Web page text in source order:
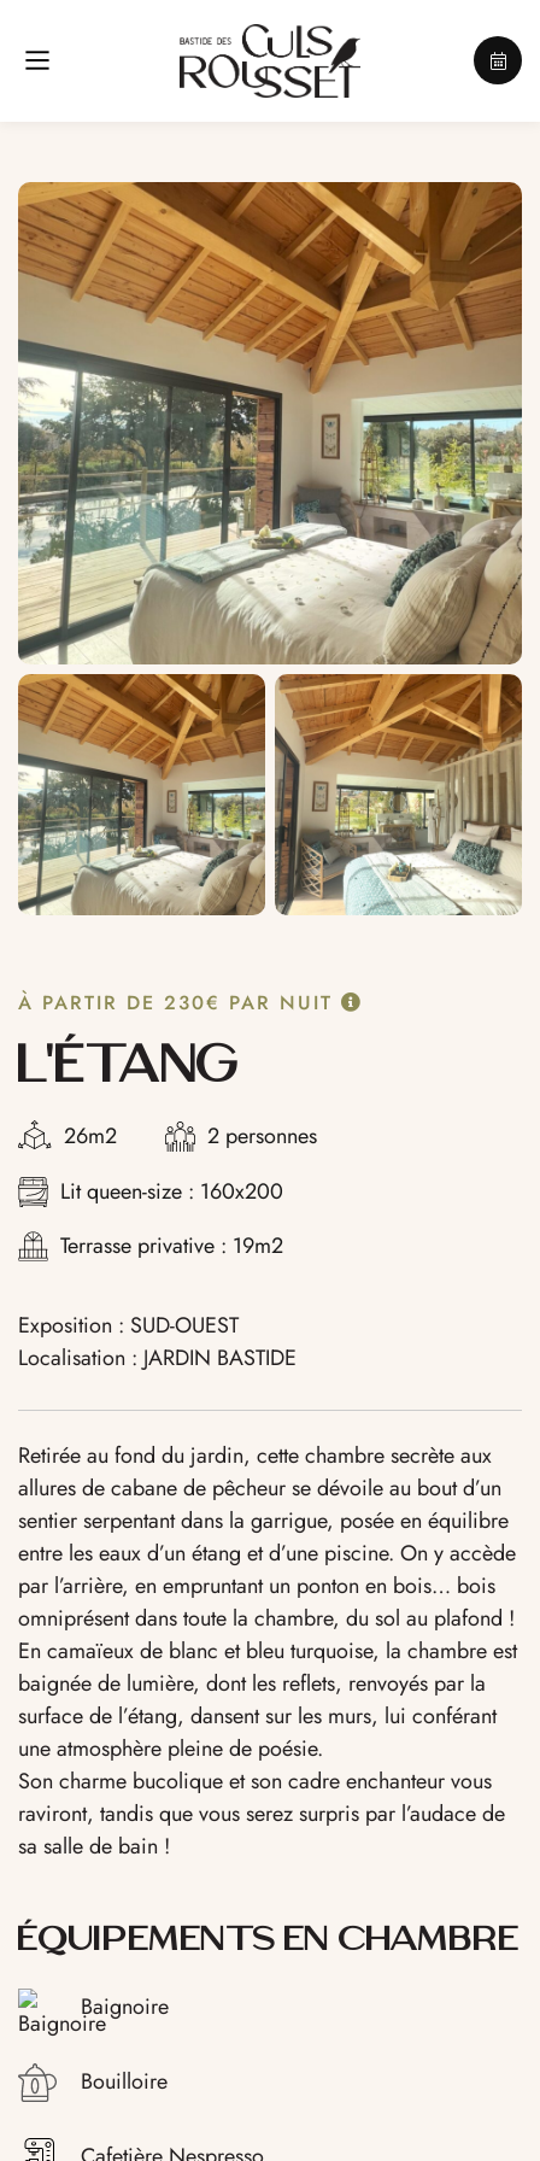
À PARTIR DE 230€ PAR NUIT
L’ÉTANG
26m2
2 personnes
Lit queen-size : 160x200
Terrasse privative : 19m2
Exposition : SUD-OUEST
Localisation : JARDIN BASTIDE
Retirée au fond du jardin, cette chambre secrète aux
allures de cabane de pêcheur se dévoile au bout d’un
sentier serpentant dans la garrigue, posée en équilibre
entre les eaux d’un étang et d’une piscine. On y accède
par l’arrière, en empruntant un ponton en bois… bois
omniprésent dans toute la chambre, du sol au plafond !
En camaïeux de blanc et bleu turquoise, la chambre est
baignée de lumière, dont les reflets, renvoyés par la
surface de l’étang, dansent sur les murs, lui conférant
une atmosphère pleine de poésie.
Son charme bucolique et son cadre enchanteur vous
raviront, tandis que vous serez surpris par l’audace de
sa salle de bain !
ÉQUIPEMENTS EN CHAMBRE
Baignoire
Bouilloire